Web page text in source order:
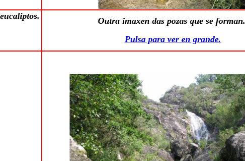
Outra imaxen das pozas que se forman.
Pulsa para ver en grande.